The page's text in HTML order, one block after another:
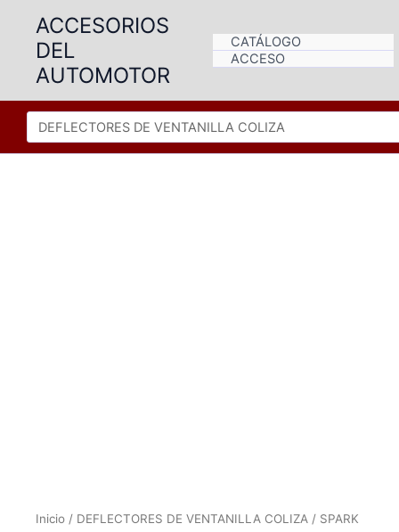
contenido
ACCESORIOS
DEL
AUTOMOTOR
CATÁLOGO
ACCESO
Inicio / DEFLECTORES DE VENTANILLA COLIZA / SPARK